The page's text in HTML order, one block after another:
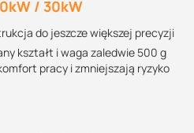
/ 30kW
do jeszcze większej precyzji
kształt i waga zaledwie 500 g
pracy i zmniejszają ryzyko